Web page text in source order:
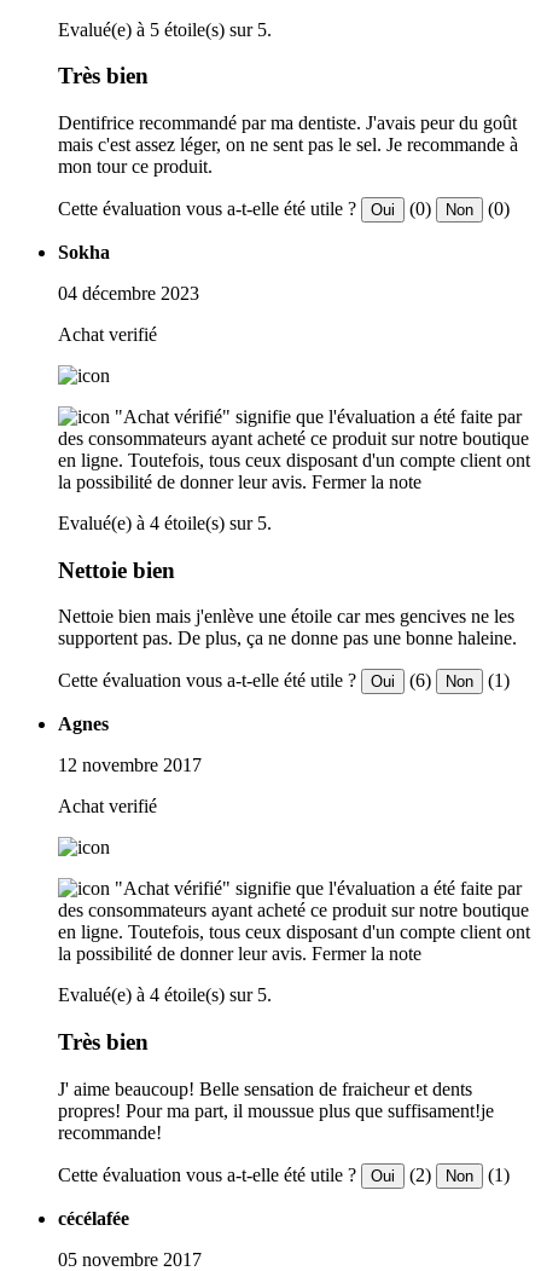
Evalué(e) à 5 étoile(s) sur 5.
Très bien
Dentifrice recommandé par ma dentiste. J'avais peur du goût
mais c'est assez léger, on ne sent pas le sel. Je recommande à
mon tour ce produit.
Cette évaluation vous a-t-elle été utile ? Oui (0) Non (0)
Sokha
04 décembre 2023
Achat verifié
"Achat vérifié" signifie que l'évaluation a été faite par
des consommateurs ayant acheté ce produit sur notre boutique
en ligne. Toutefois, tous ceux disposant d'un compte client ont
la possibilité de donner leur avis. Fermer la note
Evalué(e) à 4 étoile(s) sur 5.
Nettoie bien
Nettoie bien mais j'enlève une étoile car mes gencives ne les
supportent pas. De plus, ça ne donne pas une bonne haleine.
Cette évaluation vous a-t-elle été utile ? Oui (6) Non (1)
Agnes
12 novembre 2017
Achat verifié
"Achat vérifié" signifie que l'évaluation a été faite par
des consommateurs ayant acheté ce produit sur notre boutique
en ligne. Toutefois, tous ceux disposant d'un compte client ont
la possibilité de donner leur avis. Fermer la note
Evalué(e) à 4 étoile(s) sur 5.
Très bien
J' aime beaucoup! Belle sensation de fraicheur et dents
propres! Pour ma part, il moussue plus que suffisament!je
recommande!
Cette évaluation vous a-t-elle été utile ? Oui (2) Non (1)
cécélafée
05 novembre 2017